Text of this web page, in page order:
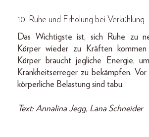
10. Ruhe und Erholung bei Verkühlung
Das Wichtigste ist, sich Ruhe zu
Körper wieder zu Kräften
Körper braucht jegliche Energie,
Krankheitserreger zu bekämpfen.
körperliche Belastung sind tabu.
Text: Annalina Jegg, Lana Schneider